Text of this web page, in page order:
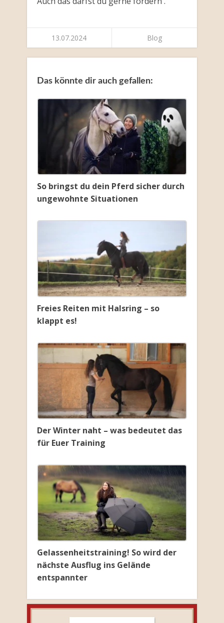
13.07.2024 Blog
Das könnte dir auch gefallen:
So bringst du dein Pferd sicher durch
ungewohnte Situationen
Freies Reiten mit Halsring – so
klappt es!
Der Winter naht – was bedeutet das
für Euer Training
Gelassenheitstraining! So wird der
nächste Ausflug ins Gelände
entspannter